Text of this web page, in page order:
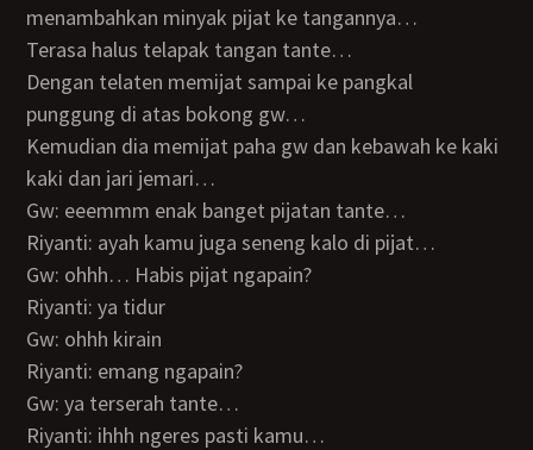
menambahkan minyak pijat ke tangannya…
Terasa halus telapak tangan tante…
Dengan telaten memijat sampai ke pangkal
punggung di atas bokong gw…
Kemudian dia memijat paha gw dan kebawah ke kaki
kaki dan jari jemari…
Gw: eeemmm enak banget pijatan tante…
Riyanti: ayah kamu juga seneng kalo di pijat…
Gw: ohhh… Habis pijat ngapain?
Riyanti: ya tidur
Gw: ohhh kirain
Riyanti: emang ngapain?
Gw: ya terserah tante…
Riyanti: ihhh ngeres pasti kamu…